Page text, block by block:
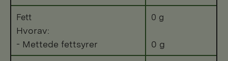
Fett
Hvorav:
- Mettede fettsyrer
0 g
0 g